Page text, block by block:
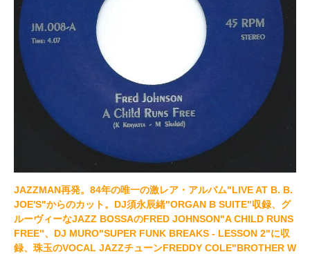
JAZZMAN再発。84年の唯一の激レア・アルバム"LIVE AT B. B.
JOE'S"からのカット。DJ須永辰緒"ORGAN B SUITE"収録、グ
ルーヴィーなJAZZ BOSSAのFRED JOHNSON"A CHILD RUNS
FREE"、DJ MURO"SUPER FUNK BREAKS - LESSON 2"に収
録、珠玉のVOCAL JAZZチューンFREDDY COLE"BROTHER W